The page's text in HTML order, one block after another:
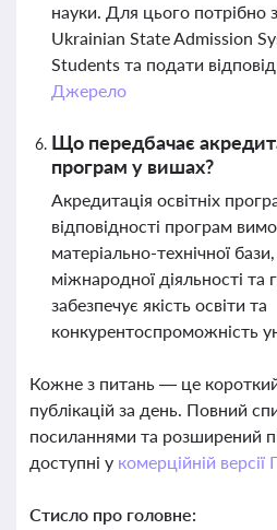
науки. Для цього потрібно
Ukrainian State Admission
Students та подати
Джерело
Що передбачає
програм у вишах?
Акредитація освітніх
відповідності програм
матеріально-технічної
міжнародної діяльності та
забезпечує якість освіти та
конкурентоспроможність
Кожне з питань — це
публікацій за день. Повний
посиланнями та розширений
доступні у комерційній
Стисло про головне: